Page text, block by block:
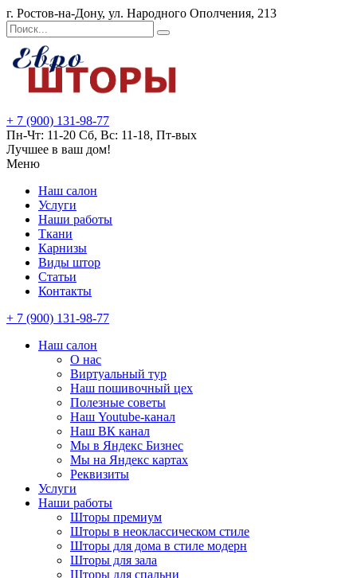
г. Ростов-на-Дону, ул. Народного Ополчения, 213
+ 7 (900) 131-98-77
Пн-Чт: 11-20 Сб, Вс: 11-18, Пт-вых
Лучшее в ваш дом!
Меню
Наш салон
Услуги
Наши работы
Ткани
Карнизы
Виды штор
Статьи
Контакты
+ 7 (900) 131-98-77
Наш салон
О нас
Виртуальный тур
Наш пошивочный цех
Полезные советы
Наш Youtube-канал
Наш ВК канал
Мы в Яндекс Бизнес
Мы на Яндекс картах
Реквизиты
Услуги
Наши работы
Шторы премиум
Шторы в неоклассическом стиле
Шторы для дома в стиле модерн
Шторы для зала
Шторы для спальни